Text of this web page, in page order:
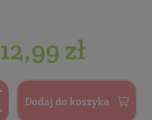
12,99 zł
Dodaj do koszyka